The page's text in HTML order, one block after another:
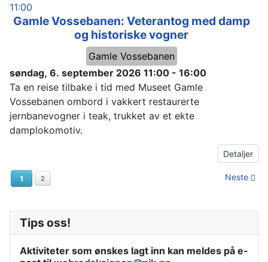
11:00
Gamle Vossebanen: Veterantog med damp
og historiske vogner
Gamle Vossebanen
søndag, 6. september 2026 11:00 - 16:00
Ta en reise tilbake i tid med Museet Gamle
Vossebanen ombord i vakkert restaurerte
jernbanevogner i teak, trukket av et ekte
damplokomotiv.
Detaljer
1 2 Neste
Tips oss!
Aktiviteter som ønskes lagt inn kan meldes på e-